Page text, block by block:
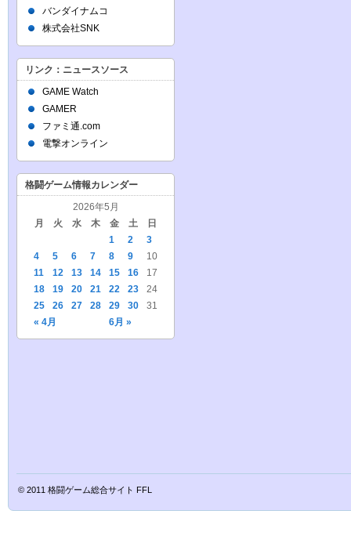
バンダイナムコ
株式会社SNK
リンク：ニュースソース
GAME Watch
GAMER
ファミ通.com
電撃オンライン
格闘ゲーム情報カレンダー
2026年5月
月
火 水 木 金 土 日
« 4月 6月 »
1 2
3
4
5 6 7 8 9
10
11
12 13 14 15 16
17
18
19 20 21 22 23
24
25
26 27 28 29 30 31
© 2011 格闘ゲーム総合サイト FFL